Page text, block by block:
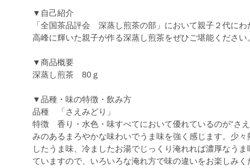
▼自己紹介
「全国茶品評会 深蒸し煎茶の部」において親子２代に
高峰に輝いた親子が作る深蒸し煎茶をぜひご堪能ください。
▼商品概要
深蒸し煎茶 80ｇ
▼品種・味の特徴・飲み方
品種 「さえみどり」
特徴 香り・水色・味すべてにおいて優れているのが“さ
みのあるまろやかな味わいでうま味を強く感じます。少
したうま味、冷ましたお湯でじっくり淹れれば濃厚なう
ていますので、いろいろな淹れ方で味の違いをお楽しみく